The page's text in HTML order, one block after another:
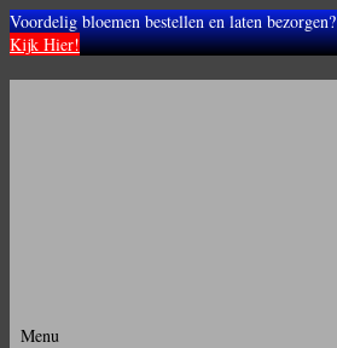
Voordelig bloemen bestellen en laten bezorgen?
Kijk Hier!
Menu